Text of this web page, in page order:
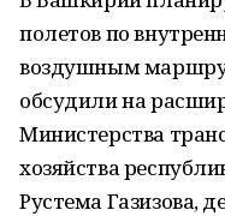
полетов по
воздушным
обсудили на
Министерства
хозяйства
Рустема Газизова,